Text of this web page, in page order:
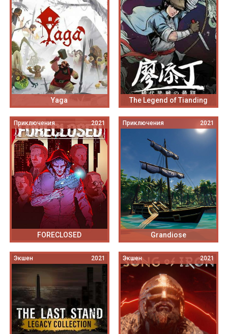
Yaga The Legend of Tianding
Приключения 2021
FORECLOSED
Приключения 2021
Grandiose
Экшен 2021 Экшен 2021